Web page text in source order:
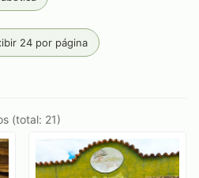
Tiê Unique
24 por página
(total: 21)